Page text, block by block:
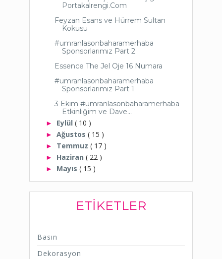
Portakalrengi.Com
Feyzan Esans ve Hürrem Sultan
Kokusu
#umranlasonbaharamerhaba
Sponsorlarımız Part 2
Essence The Jel Oje 16 Numara
#umranlasonbaharamerhaba
Sponsorlarımız Part 1
3 Ekim #umranlasonbaharamerhaba
Etkinliğim ve Dave...
► Eylül ( 10 )
► Ağustos ( 15 )
► Temmuz ( 17 )
► Haziran ( 22 )
► Mayıs ( 15 )
ETIKETLER
Basın
Dekorasyon